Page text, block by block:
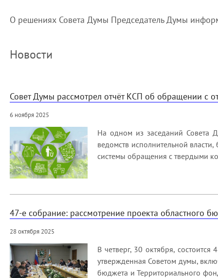
О решениях Совета Думы Председатель Думы
Новости
Совет Думы рассмотрел отчёт КСП об обращении с
6 ноября 2025
На одном из заседаний Совета
ведомств исполнительной
системы обращения с твердыми
47-е собрание: рассмотрение проекта областного
28 октября 2025
В четверг, 30 октября,
утвержденная Советом думы,
бюджета и Территориального